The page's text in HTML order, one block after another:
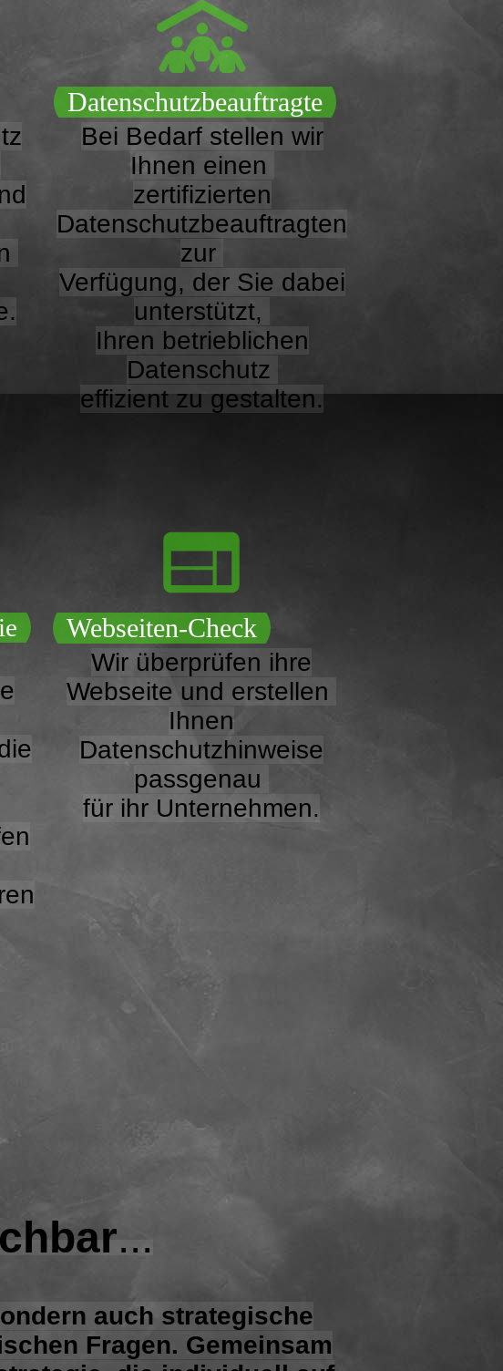
Datenschutzbeauftragte
Bei Bedarf stellen wir
Ihnen einen
zertifizierten
Datenschutzbeauftragten
zur
Verfügung, der Sie dabei
unterstützt,
Ihren betrieblichen
Datenschutz
effizient zu gestalten.
Webseiten-Check
Wir überprüfen ihre
Webseite und erstellen
Ihnen
Datenschutzhinweise
passgenau
für ihr Unternehmen.
...
auch strategische
Fragen. Gemeinsam